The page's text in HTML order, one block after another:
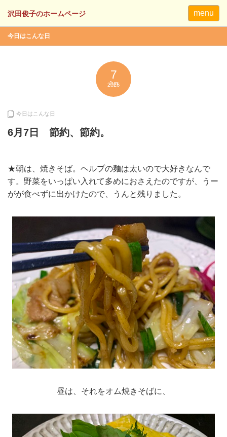
menu
今日はこんな日
7
Jun
2026
今日はこんな日
6月7日 節約、節約。
★朝は、焼きそば。ヘルプの麺は太いので大好きなんで
す。野菜をいっぱい入れて多めにおさえたのですが、うー
がが食べずに出かけたので、うんと残りました。
昼は、それをオム焼きそばに、